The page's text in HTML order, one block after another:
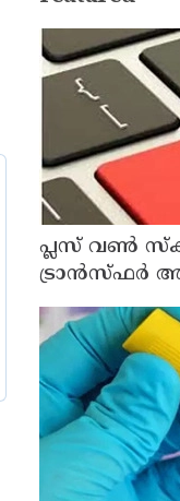
പ്ലസ് വൺ
ട്രാൻസ്ഫർ
തീയതികളിൽ